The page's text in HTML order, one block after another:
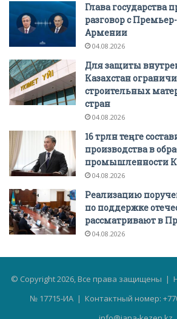
Глава государства
разговор с
Армении
04.08.2026
Для защиты
Казахстан
строительных
стран
04.08.2026
16 трлн теңге
производства в
промышленности
04.08.2026
Реализацию
по поддержке
рассматривают в
04.08.2026
© Copyright 2026, Все права защищены |
№ 17715-ИА | Контактный номер: